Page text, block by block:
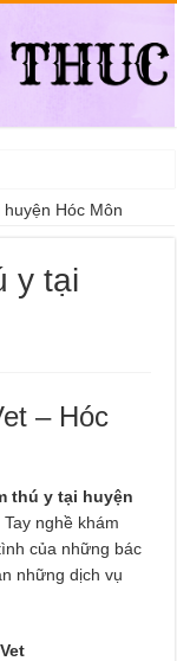
Quận 3
Chính Hãng Không?
An Nên Tham Khảo
Hưng Thuận
Thành Phố Thủ Đức,
Hóc Môn
y tại
– Hóc
thú y tại huyện
nghề khám
của những bác
những dịch vụ